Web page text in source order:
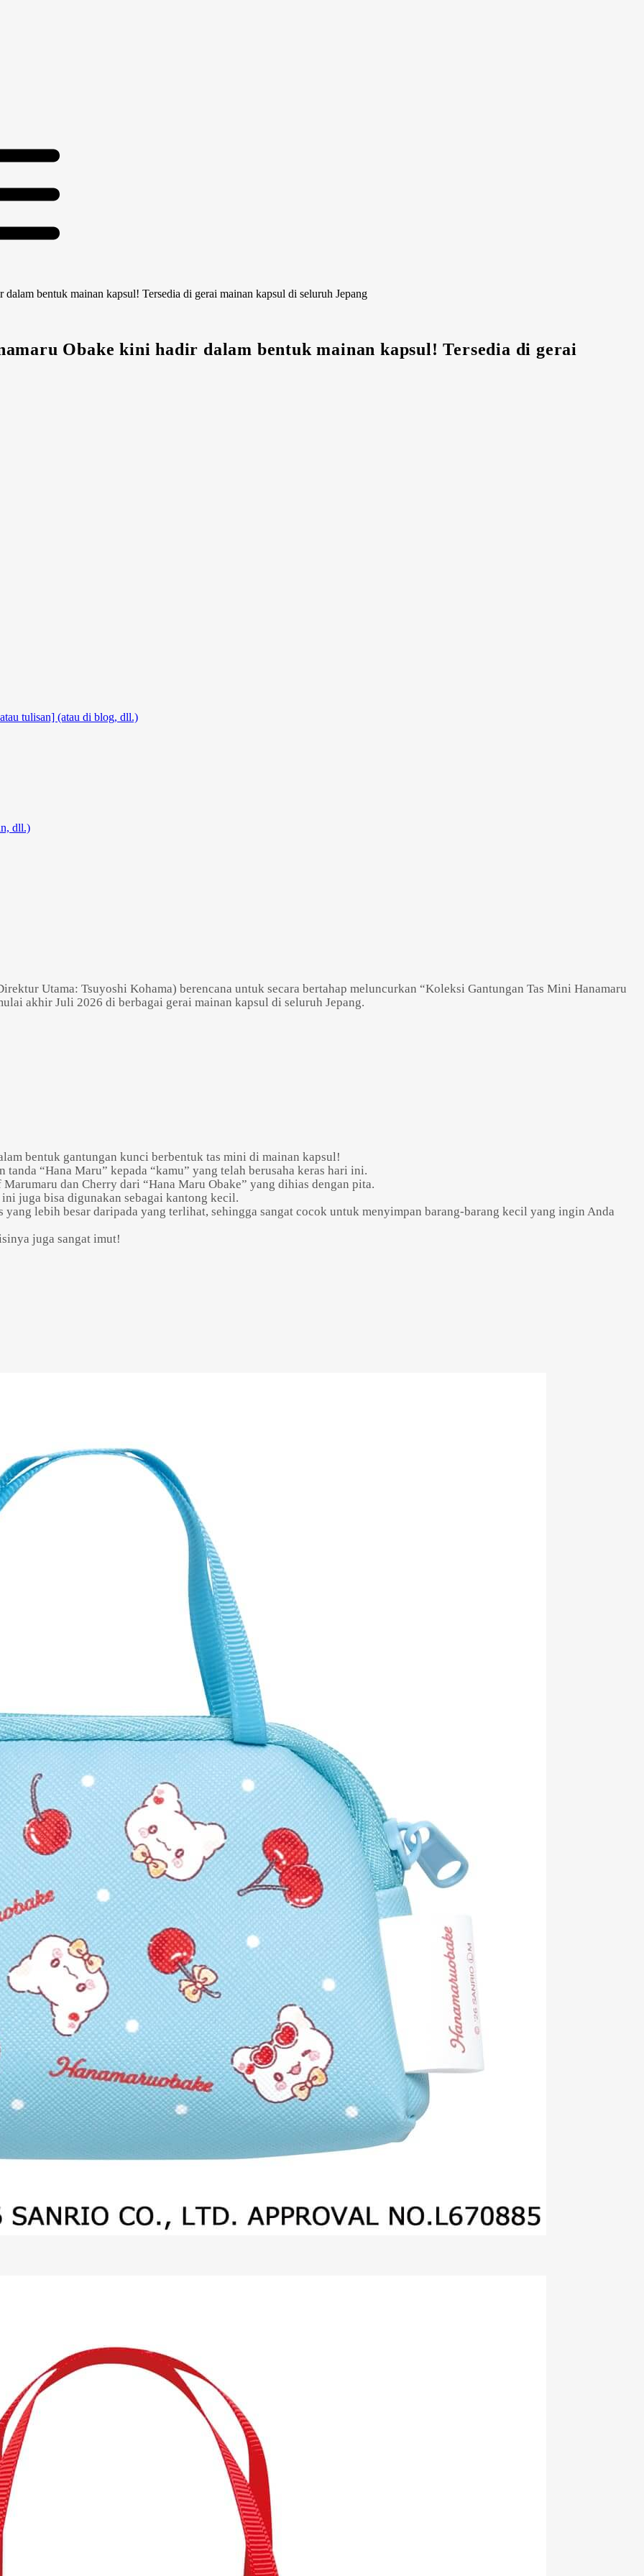
bentuk mainan kapsul! Tersedia di gerai mainan kapsul di seluruh Jepang
Obake kini hadir dalam bentuk mainan kapsul! Tersedia di gerai
tulisan] (atau di blog, dll.)
dll.)
Utama: Tsuyoshi Kohama) berencana untuk secara bertahap meluncurkan “Koleksi Gantungan Tas Mini Hanamaru
akhir Juli 2026 di berbagai gerai mainan kapsul di seluruh Jepang.
bentuk gantungan kunci berbentuk tas mini di mainan kapsul!
“Hana Maru” kepada “kamu” yang telah berusaha keras hari ini.
dan Cherry dari “Hana Maru Obake” yang dihias dengan pita.
juga bisa digunakan sebagai kantong kecil.
lebih besar daripada yang terlihat, sehingga sangat cocok untuk menyimpan barang-barang kecil yang ingin Anda
juga sangat imut!